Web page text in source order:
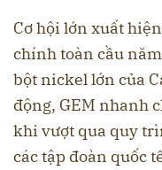
Cơ hội lớn xuất
chính toàn cầu
bột nickel lớn của
động, GEM nhanh
khi vượt qua quy
các tập đoàn quốc